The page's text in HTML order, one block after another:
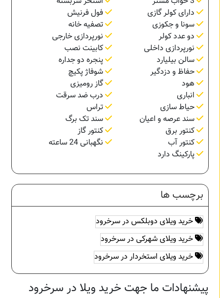
دارای کولر گازی
فول فرنیش
سونا و جکوزی
تصفیه خانه
دو عدد کولر
نورپردازی خارجی
نورپردازی داخلی
کابینت نصب
سالن بیلیارد
پنجره دو جداره
حفاظ و دزدگیر
شوفاژ پکیچ
هود
گاز رومیزی
انباری
درب ضد سرقت
حیاط سازی
تراس
سند عرصه و اعیان
سند تک برگ
کنتور برق
کنتور گاز
کنتور آب
نگهبانی 24 ساعته
پارکینگ دارد
برچسب ها
خرید ویلای دوبلکس در سرخرود
خرید ویلای شهرکی در سرخرود
خرید ویلای استخردار در سرخرود
پیشنهادات ما جهت خرید ویلا در سرخرود